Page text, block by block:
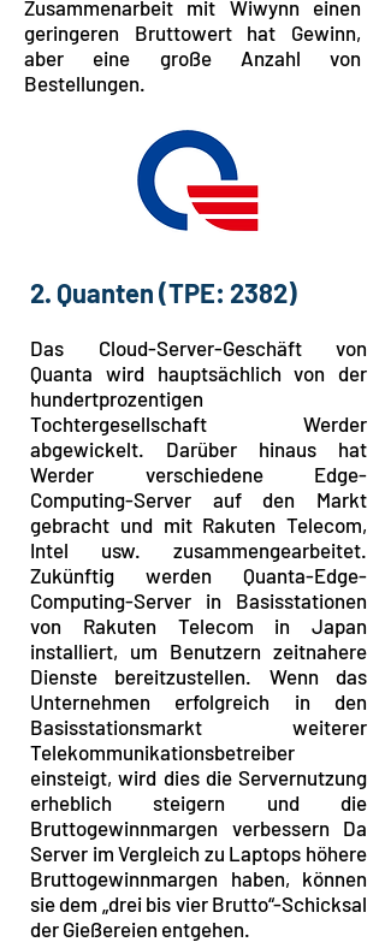
Zusammenarbeit mit Wiwynn einen
geringeren Bruttowert hat Gewinn,
aber eine große Anzahl von
Bestellungen.
2. Quanten(TPE: 2382)
Das Cloud-Server-Geschäft von
Quanta wird hauptsächlich von der
hundertprozentigen
Tochtergesellschaft Werder
abgewickelt. Darüber hinaus hat
Werder verschiedene Edge-
Computing-Server auf den Markt
gebracht und mit Rakuten Telecom,
Intel usw. zusammengearbeitet.
Zukünftig werden Quanta-Edge-
Computing-Server in Basisstationen
von Rakuten Telecom in Japan
installiert, um Benutzern zeitnahere
Dienste bereitzustellen. Wenn das
Unternehmen erfolgreich in den
Basisstationsmarkt weiterer
Telekommunikationsbetreiber
einsteigt, wird dies die Servernutzung
erheblich steigern und die
Bruttogewinnmargen verbessern Da
Server im Vergleich zu Laptops höhere
Bruttogewinnmargen haben, können
sie dem „drei bis vier Brutto“-Schicksal
der Gießereien entgehen.